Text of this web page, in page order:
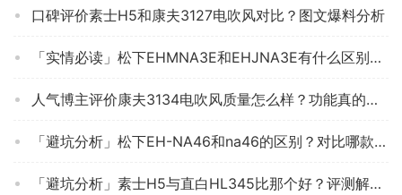
口碑评价素士H5和康夫3127电吹风对比？图文爆料分析
「实情必读」松下EHMNA3E和EHJNA3E有什么区别？哪个更合适
人气博主评价康夫3134电吹风质量怎么样？功能真的不好吗
「避坑分析」松下EH-NA46和na46的区别？对比哪款性价比更高
「避坑分析」素士H5与直白HL345比那个好？评测解读该怎么选